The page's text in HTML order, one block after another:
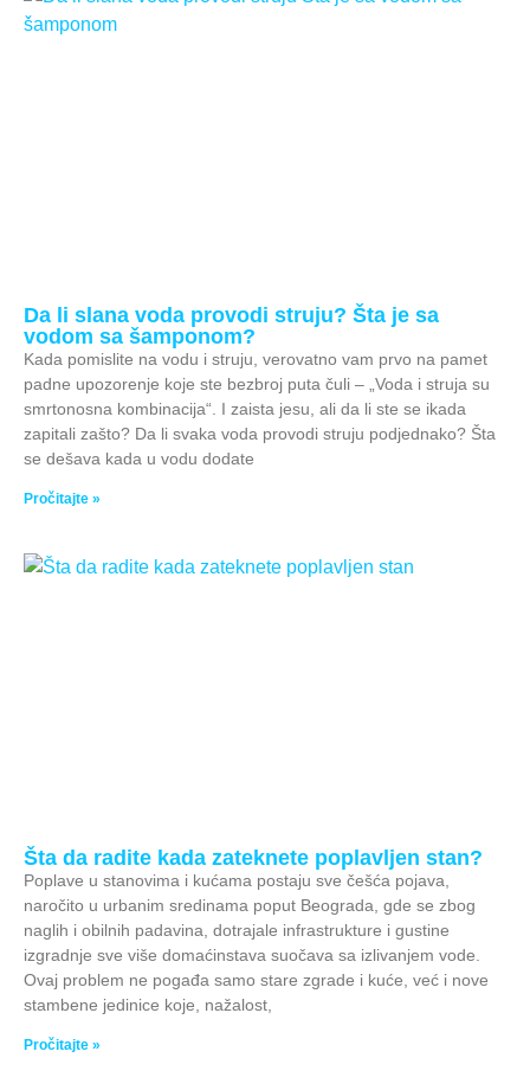
Da li slana voda provodi struju? Šta je sa
vodom sa šamponom?
Kada pomislite na vodu i struju, verovatno vam prvo na pamet
padne upozorenje koje ste bezbroj puta čuli – „Voda i struja su
smrtonosna kombinacija“. I zaista jesu, ali da li ste se ikada
zapitali zašto? Da li svaka voda provodi struju podjednako? Šta
se dešava kada u vodu dodate
Pročitajte »
Šta da radite kada zateknete poplavljen stan?
Poplave u stanovima i kućama postaju sve češća pojava,
naročito u urbanim sredinama poput Beograda, gde se zbog
naglih i obilnih padavina, dotrajale infrastrukture i gustine
izgradnje sve više domaćinstava suočava sa izlivanjem vode.
Ovaj problem ne pogađa samo stare zgrade i kuće, već i nove
stambene jedinice koje, nažalost,
Pročitajte »